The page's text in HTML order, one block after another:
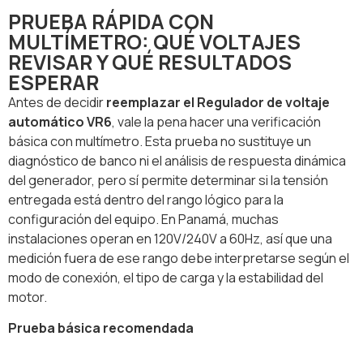
PRUEBA RÁPIDA CON
MULTÍMETRO: QUÉ VOLTAJES
REVISAR Y QUÉ RESULTADOS
ESPERAR
Antes de decidirreemplazar el Regulador de voltaje
automático VR6, vale la pena hacer una verificación
básica con multímetro. Esta prueba no sustituye un
diagnóstico de banco ni el análisis de respuesta dinámica
del generador, pero sí permite determinar si la tensión
entregada está dentro del rango lógico para la
configuración del equipo. En Panamá, muchas
instalaciones operan en 120V/240V a 60Hz, así que una
medición fuera de ese rango debe interpretarse según el
modo de conexión, el tipo de carga y la estabilidad del
motor.
Prueba básica recomendada